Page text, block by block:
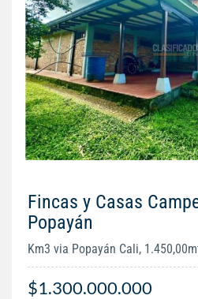
Fincas y Casas
Popayán
Km3 via Popayán Cali,
$1.300.000.000